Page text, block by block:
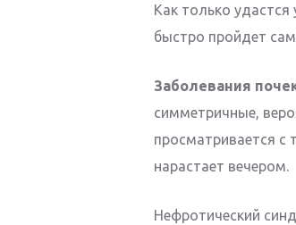
Как только удастся
быстро пройдет
Заболевания
симметричные,
просматривается с
нарастает вечером.
Нефротический